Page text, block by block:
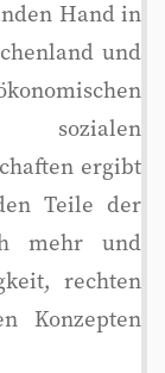
Hand in
und
sozialen
ergibt
Teile der
mehr und
rechten
Konzepten